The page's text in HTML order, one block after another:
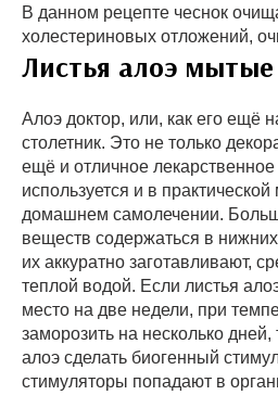
В данном рецепте чеснок
холестериновых отложений,
Листья алоэ мытые
Алоэ доктор, или, как его ещё
столетник. Это не только
ещё и отличное лекарственное
используется и в
домашнем самолечении.
веществ содержаться в
их аккуратно заготавливают,
теплой водой. Если листья
место на две недели, при
заморозить на несколько
алоэ сделать биогенный
стимуляторы попадают в